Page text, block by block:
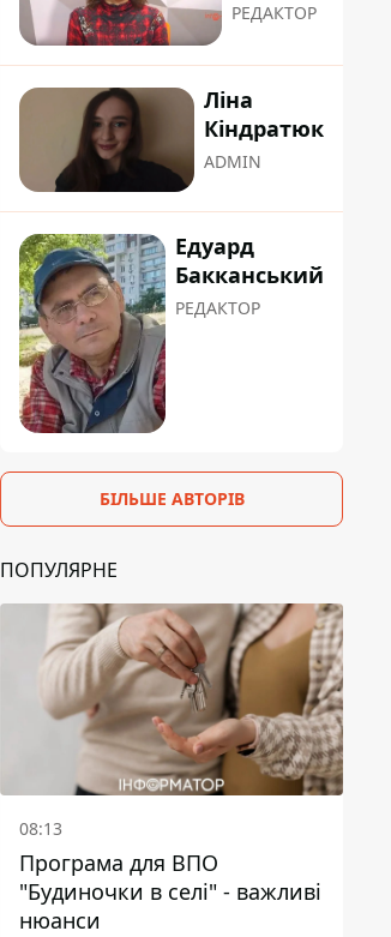
РЕДАКТОР
Ліна
Кіндратюк
ADMIN
Едуард
Бакканський
РЕДАКТОР
БІЛЬШЕ АВТОРІВ
ПОПУЛЯРНЕ
08:13
Програма для ВПО
"Будиночки в селі" - важливі
нюанси